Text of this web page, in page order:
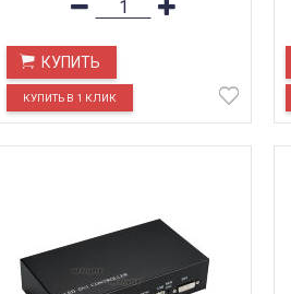
КУПИТЬ